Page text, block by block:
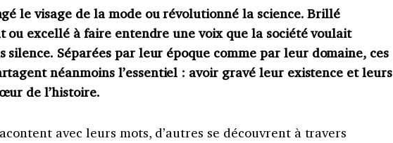
le visage de la mode ou révolutionné la science. Brillé
ou excellé à faire entendre une voix que la société voulait
silence. Séparées par leur époque comme par leur domaine, ces
néanmoins l’essentiel : avoir gravé leur existence et leurs
de l’histoire.
avec leurs mots, d’autres se découvrent à travers